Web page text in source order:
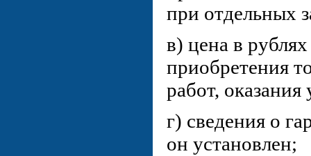
при отдельных
в) цена в
приобретения
работ, оказания
г) сведения о
он установлен;